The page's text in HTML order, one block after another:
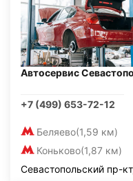
Автосервис
+7 (499) 653-72-12
Беляево(1,59 км)
Коньково(1,87 км)
Севастопольский пр-